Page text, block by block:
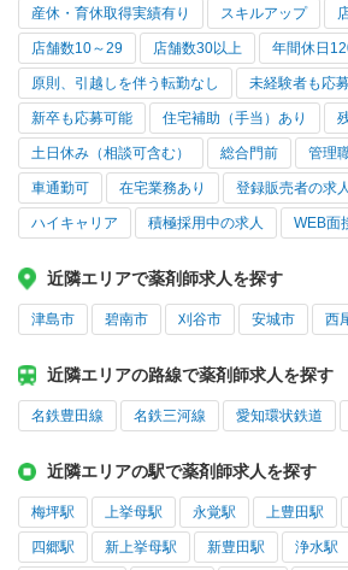
産休・育休取得実績有り スキルアップ
店舗数10～29 店舗数30以上 年間休日
原則、引越しを伴う転勤なし 未経験者も応
新卒も応募可能 住宅補助（手当）あり
土日休み（相談可含む） 総合門前 管理
車通勤可 在宅業務あり 登録販売者の求人
ハイキャリア 積極採用中の求人 WEB面
近隣エリアで薬剤師求人を探す
津島市 碧南市 刈谷市 安城市 西
近隣エリアの路線で薬剤師求人を探す
名鉄豊田線 名鉄三河線 愛知環状鉄道
近隣エリアの駅で薬剤師求人を探す
梅坪駅 上挙母駅 永覚駅 上豊田駅
四郷駅 新上挙母駅 新豊田駅 浄水駅